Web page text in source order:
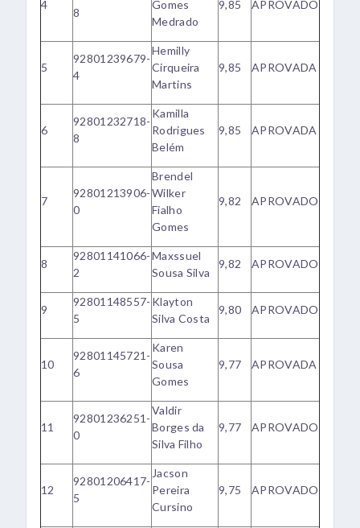
4
8
Gomes
Medrado
9,85 APROVADO
5
92801239679-
4
Hemilly
Cirqueira
Martins
9,85 APROVADA
6
92801232718-
8
Kamilla
Rodrigues
Belém
9,85 APROVADA
7
92801213906-
0
Brendel
Wilker
Fialho
Gomes
9,82 APROVADO
8
92801141066-
2
Maxssuel
Sousa Silva
9,82 APROVADO
9
92801148557-
5
Klayton
Silva Costa
9,80 APROVADO
10
92801145721-
6
Karen
Sousa
Gomes
9,77 APROVADA
11
92801236251-
0
Valdir
Borges da
Silva Filho
9,77 APROVADO
12
92801206417-
5
Jacson
Pereira
Cursino
9,75 APROVADO